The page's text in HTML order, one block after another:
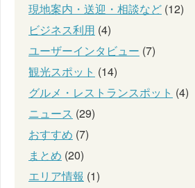
現地案内・送迎・相談など (12)
ビジネス利用 (4)
ユーザーインタビュー (7)
観光スポット (14)
グルメ・レストランスポット (4)
ニュース (29)
おすすめ (7)
まとめ (20)
エリア情報 (1)